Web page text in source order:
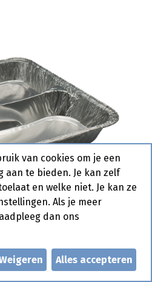
van cookies om je een
aan te bieden. Je kan zelf
en welke niet. Je kan ze
Als je meer
dan ons
Alles accepteren